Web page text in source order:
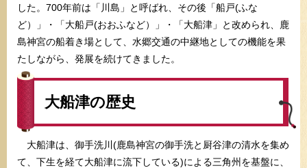
した。700年前は「川島」と呼ばれ、その後「船戸(ふな
ど）」・「大船戸(おおふなど）」・「大船津」と改められ、鹿
島神宮の船着き場として、水郷交通の中継地としての機能を果
たしながら、発展を続けてきました。
大船津の歴史
​大船津は、御手洗川(鹿島神宮の御手洗と厨谷津の清水を集め
て、下生を経て大船津に流下している)による三角州を基盤に、